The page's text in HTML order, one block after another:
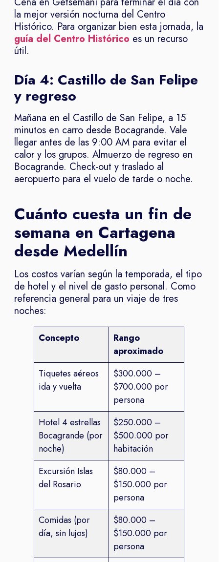
la mejor versión nocturna del Centro
Histórico. Para organizar bien esta jornada, la
guía del Centro Histórico es un recurso
útil.
Día 4: Castillo de San Felipe
y regreso
Mañana en el Castillo de San Felipe, a 15
minutos en carro desde Bocagrande. Vale
llegar antes de las 9:00 AM para evitar el
calor y los grupos. Almuerzo de regreso en
Bocagrande. Check-out y traslado al
aeropuerto para el vuelo de tarde o noche.
Cuánto cuesta un fin de
semana en Cartagena
desde Medellín
Los costos varían según la temporada, el tipo
de hotel y el nivel de gasto personal. Como
referencia general para un viaje de tres
noches:
Concepto
Rango
aproximado
Tiquetes aéreos
ida y vuelta
$300.000 –
$700.000 por
persona
Hotel 4 estrellas
Bocagrande (por
noche)
$250.000 –
$500.000 por
habitación
Excursión Islas
del Rosario
$80.000 –
$150.000 por
persona
Comidas (por
día, sin lujos)
$80.000 –
$150.000 por
persona